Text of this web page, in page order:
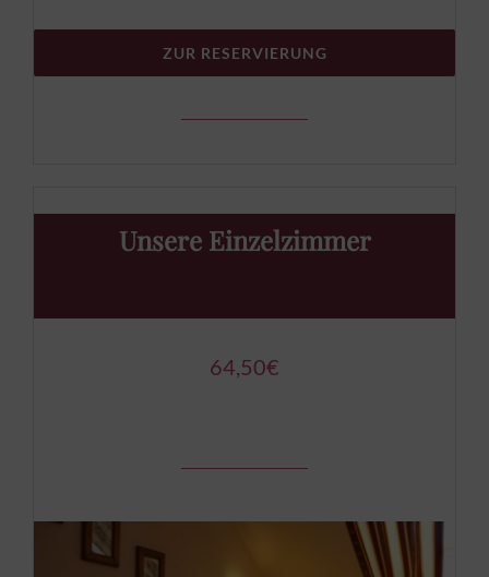
ZUR RESERVIERUNG
Unsere Einzelzimmer
64,50€